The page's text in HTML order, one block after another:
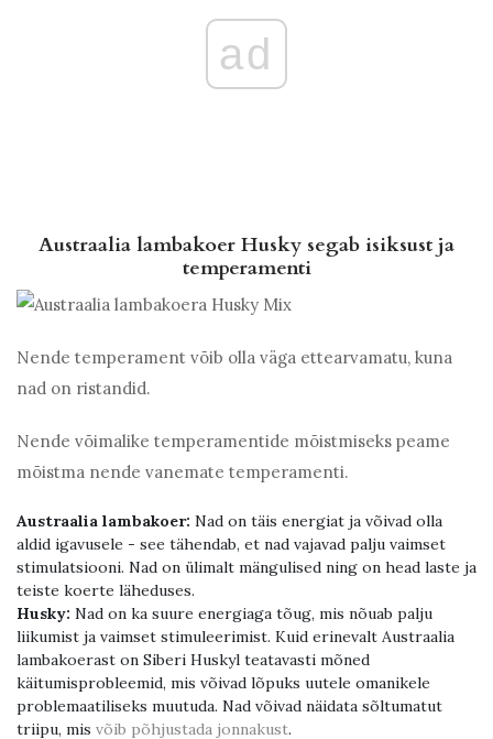
ad
Austraalia lambakoer Husky segab isiksust ja
temperamenti
Nende temperament võib olla väga ettearvamatu, kuna
nad on ristandid.
Nende võimalike temperamentide mõistmiseks peame
mõistma nende vanemate temperamenti.
Austraalia lambakoer: Nad on täis energiat ja võivad olla
aldid igavusele - see tähendab, et nad vajavad palju vaimset
stimulatsiooni. Nad on ülimalt mängulised ning on head laste ja
teiste koerte läheduses.
Husky: Nad on ka suure energiaga tõug, mis nõuab palju
liikumist ja vaimset stimuleerimist. Kuid erinevalt Austraalia
lambakoerast on Siberi Huskyl teatavasti mõned
käitumisprobleemid, mis võivad lõpuks uutele omanikele
problemaatiliseks muutuda. Nad võivad näidata sõltumatut
triipu, mis võib põhjustada jonnakust.